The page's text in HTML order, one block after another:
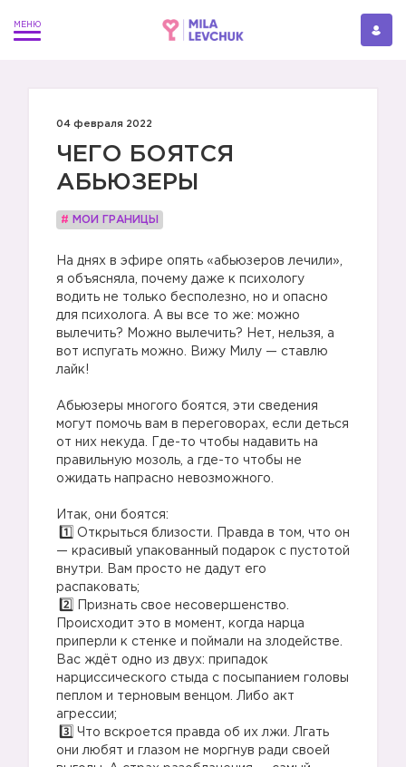
04 февраля 2022
ЧЕГО БОЯТСЯ
АБЬЮЗЕРЫ
# МОИ ГРАНИЦЫ
На днях в эфире опять «абьюзеров лечили»,
я объясняла, почему даже к психологу
водить не только бесполезно, но и опасно
для психолога. А вы все то же: можно
вылечить? Можно вылечить? Нет, нельзя, а
вот испугать можно. Вижу Милу — ставлю
лайк!
Абьюзеры многого боятся, эти сведения
могут помочь вам в переговорах, если деться
от них некуда. Где-то чтобы надавить на
правильную мозоль, а где-то чтобы не
ожидать напрасно невозможного.
Итак, они боятся:
Открыться близости. Правда в том, что он
— красивый упакованный подарок с пустотой
внутри. Вам просто не дадут его
распаковать;
Признать свое несовершенство.
Происходит это в момент, когда нарца
приперли к стенке и поймали на злодействе.
Вас ждёт одно из двух: припадок
нарциссического стыда с посыпанием головы
пеплом и терновым венцом. Либо акт
агрессии;
Что вскроется правда об их лжи. Лгать
они любят и глазом не моргнув ради своей